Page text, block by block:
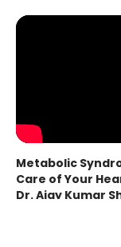
Metabolic
Care of Your
Dr. Ajay Kumar